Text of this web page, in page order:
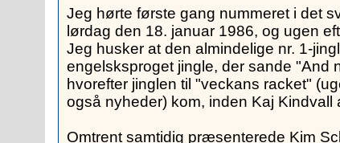
Jeg hørte første gang nummeret i det
lørdag den 18. januar 1986, og ugen
Jeg husker at den almindelige nr. 1-
engelsksproget jingle, der sande "And
hvorefter jinglen til "veckans racket"
også nyheder) kom, inden Kaj
Omtrent samtidig præsenterede Kim